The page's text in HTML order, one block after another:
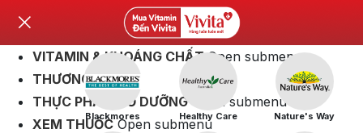
VITAMIN & KHOÁNG CHẤTOpen submenu
THƯƠNG HIỆU
THỰC PHẨM BỔ DƯỠNG
Open submenu
XEM THUỐC Open submenu
Blackmores Healthy Care Nature's Way